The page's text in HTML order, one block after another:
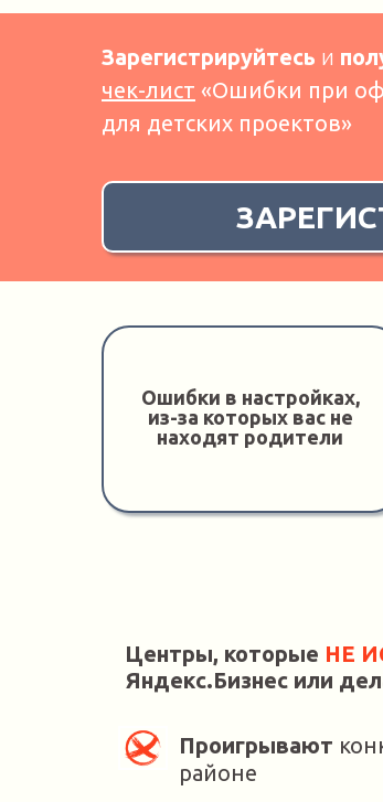
Зарегистрируйтесь и
чек-лист «Ошибки при
для детских проектов»
Ошибки в настройках,
из-за которых вас не
находят родители
Центры, которые НЕ
Яндекс.Бизнес или
Проигрывают
районе